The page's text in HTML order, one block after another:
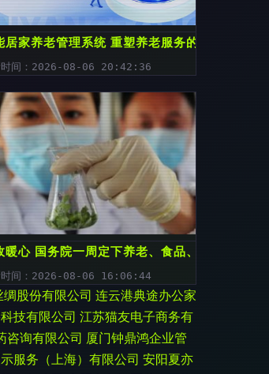
服务
居家养老管理系统 重塑养老服务的未来图景
时间：2026-08-06 20:42:36
障
暖心 国务院一周定下养老、食品、创业三大民
时间：2026-08-06 16:06:44
股份有限公司 连云港典途办公家
技有限公司 江苏猫友电子商务有
咨询有限公司 厦门钟鼎鸿企业管
服务（上海）有限公司 安阳夏亦